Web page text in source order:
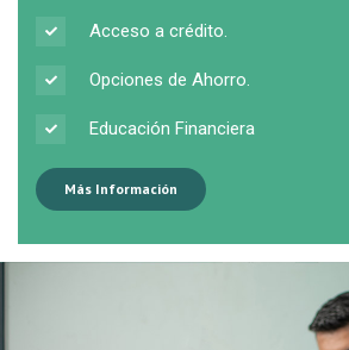
Acceso a crédito.
Opciones de Ahorro.
Educación Financiera
Más Información